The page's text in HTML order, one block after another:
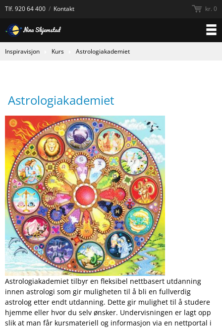
Tlf.920 64 400 / Kontakt kr. 0
Inspiravisjon Kurs Astrologiakademiet
Astrologiakademiet
Astrologiakademiet tilbyr en fleksibel nettbasert utdanning
innen astrologi som gir muligheten til å bli en fullverdig
astrolog etter endt utdanning. Dette gir mulighet til å studere
hjemme eller hvor du selv ønsker. Undervisningen er lagt opp
slik at man får kursmateriell og informasjon via en nettportal i